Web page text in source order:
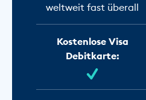
weltweit fast überall
Kostenlose Visa
Debitkarte: